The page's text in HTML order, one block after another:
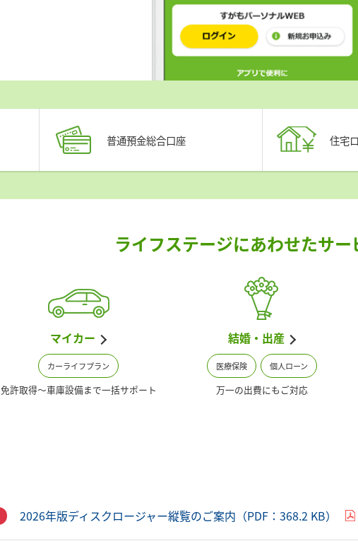
普通預金総合口座 住宅
ライフステージにあわせたサー
マイカー
カーライフプラン
免許取得～車庫設備まで一括サポート
結婚・出産
医療保険 個人ローン
万一の出費にもご対応
2026年版ディスクロージャー縦覧のご案内（PDF：368.2 KB）